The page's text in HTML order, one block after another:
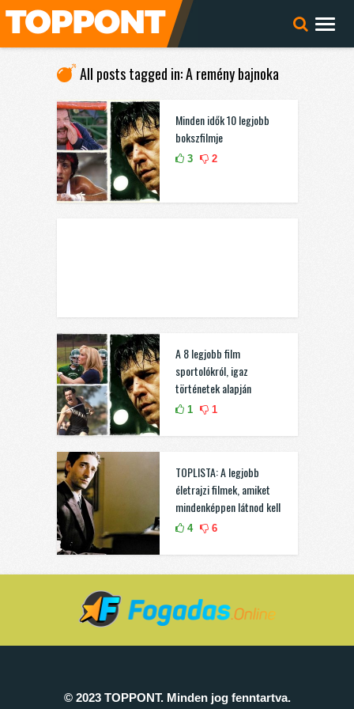
All posts tagged in: A remény bajnoka
Minden idők 10 legjobb
bokszfilmje
3 2
A 8 legjobb film
sportolókról, igaz
történetek alapján
1 1
TOPLISTA: A legjobb
életrajzi filmek, amiket
mindenképpen látnod kell
4 6
© 2023 TOPPONT. Minden jog fenntartva.